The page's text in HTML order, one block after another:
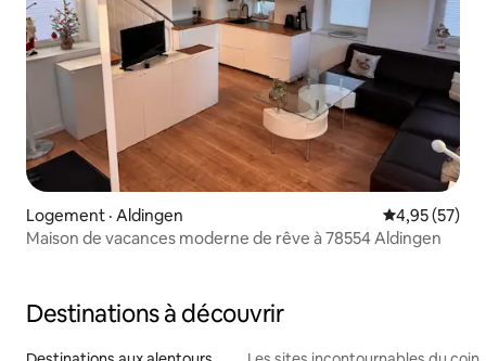
Logement · Aldingen Note
4,95 (57)
Maison de vacances moderne de rêve à 78554 Aldingen
Destinations à découvrir